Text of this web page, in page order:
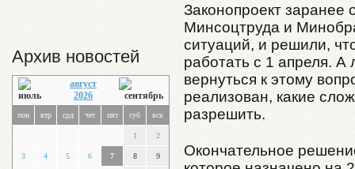
Архив новостей
август
2026
пон втр срд чет пят суб вск
1 2
3 4 5 6 7 8 9
Законопроект заранее
Минсоцтруда и
ситуаций, и решили,
работать с 1 апреля.
вернуться к этому
реализован, какие
разрешить.
Окончательное